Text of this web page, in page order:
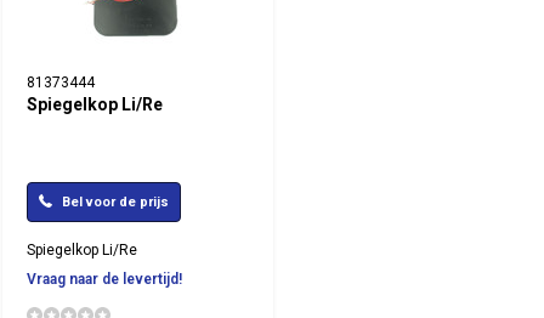
81373444
Spiegelkop Li/Re
Bel voor de prijs
Spiegelkop Li/Re
Vraag naar de levertijd!